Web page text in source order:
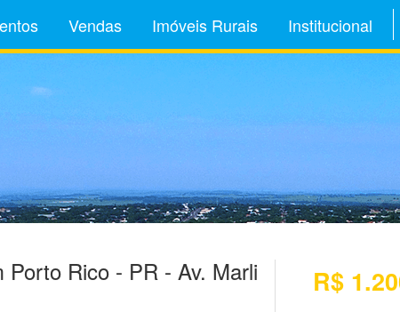
Vendas Imóveis Rurais Institucional
Rico - PR - Av. Marli R$